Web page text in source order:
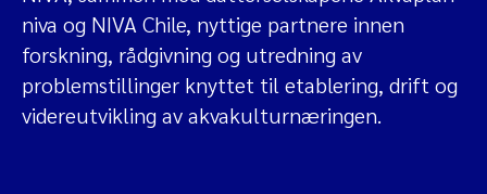
niva og NIVA Chile, nyttige partnere innen
forskning, rådgivning og utredning av
problemstillinger knyttet til etablering, drift og
videreutvikling av akvakulturnæringen.